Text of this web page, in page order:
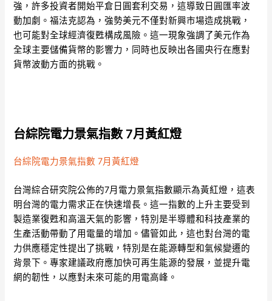
強，許多投資者開始平倉日圓套利交易，這導致日圓匯率波
動加劇。福法克認為，強勢美元不僅對新興市場造成挑戰，
也可能對全球經濟復甦構成風險。這一現象強調了美元作為
全球主要儲備貨幣的影響力，同時也反映出各國央行在應對
貨幣波動方面的挑戰。
台綜院電力景氣指數 7月黃紅燈
台綜院電力景氣指數 7月黃紅燈
台灣綜合研究院公佈的7月電力景氣指數顯示為黃紅燈，這表
明台灣的電力需求正在快速增長。這一指數的上升主要受到
製造業復甦和高溫天氣的影響，特別是半導體和科技產業的
生產活動帶動了用電量的增加。儘管如此，這也對台灣的電
力供應穩定性提出了挑戰，特別是在能源轉型和氣候變遷的
背景下。專家建議政府應加快可再生能源的發展，並提升電
網的韌性，以應對未來可能的用電高峰。